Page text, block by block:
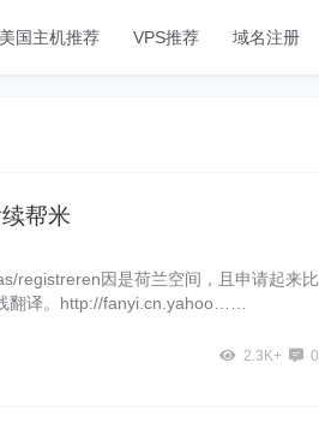
美国主机推荐 VPS推荐 域名注册
帮米
registreren因是荷兰空间，且申请起来比
翻译。http://fanyi.cn.yahoo……
2.3K+ 0